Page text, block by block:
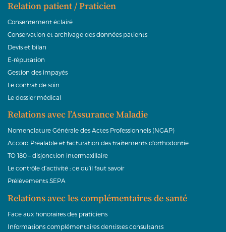
Relation patient / Praticien
Consentement éclairé
Conservation et archivage des données patients
Devis et bilan
E-réputation
Gestion des impayés
Le contrat de soin
Le dossier médical
Relations avec l’Assurance Maladie
Nomenclature Générale des Actes Professionnels (NGAP)
Accord Préalable et facturation des traitements d’orthodontie
TO 180 – disjonction intermaxillaire
Le contrôle d’activité : ce qu’il faut savoir
Prélèvements SEPA
Relations avec les complémentaires de santé
Face aux honoraires des praticiens
Informations complémentaires dentistes consultants